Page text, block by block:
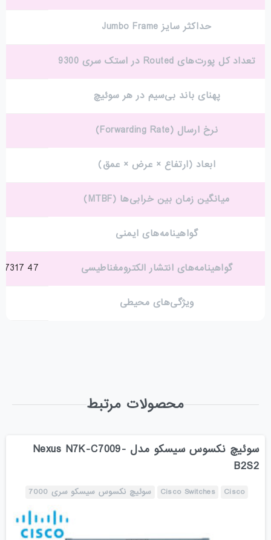
حداکثر سایز Jumbo Frame
تعداد کل پورت‌های Routed در استک سری 9300
پهنای باند بی‌سیم در هر سوئیچ
نرخ ارسال (Forwarding Rate)
ابعاد (ارتفاع × عرض × عمق)
میانگین زمان بین خرابی‌ها (MTBF)
گواهینامه‌های ایمنی
گواهینامه‌های انتشار الکترومغناطیسی 47 CFR Part 15، CISPR22 Class A، EN 300 386 V1.6.1، EN 55022 Class A، EN 55032 Class A، CISPR 32 Class A، EN61000-3-2، EN61000-3-3، ICES-003 Class A، TCVN 7189 Class A، V-3 Class A، CISPR24، EN 300 386، EN55024، TCVN 7317
ویژگی‌های محیطی
محصولات مرتبط
سوئیچ نکسوس سیسکو مدل Nexus N7K-C7009-
B2S2
Cisco
Cisco Switches سوئیچ نکسوس سیسکو سری 7000